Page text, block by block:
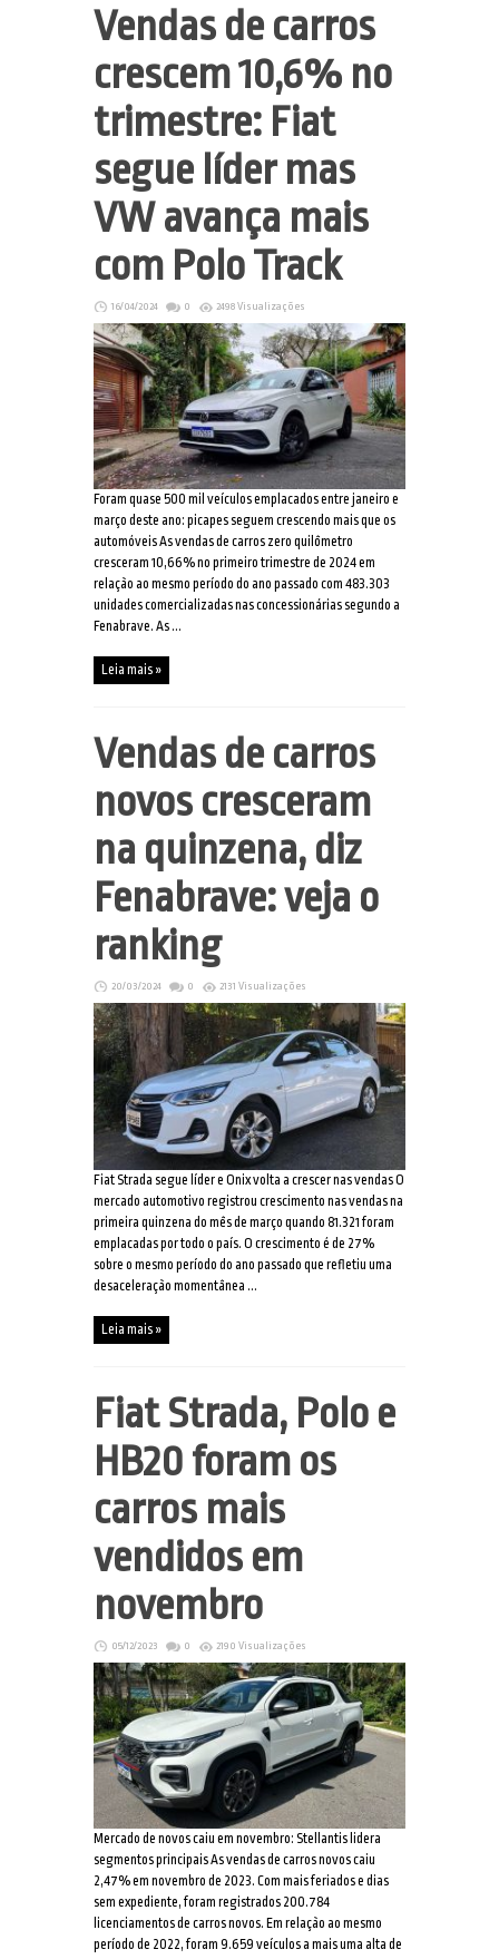
Vendas de carros
crescem 10,6% no
trimestre: Fiat
segue líder mas
VW avança mais
com Polo Track
16/04/2024 0 2498 Visualizações
Foram quase 500 mil veículos emplacados entre janeiro e
março deste ano: picapes seguem crescendo mais que os
automóveis As vendas de carros zero quilômetro
cresceram 10,66% no primeiro trimestre de 2024 em
relação ao mesmo período do ano passado com 483.303
unidades comercializadas nas concessionárias segundo a
Fenabrave. As ...
Leia mais »
Vendas de carros
novos cresceram
na quinzena, diz
Fenabrave: veja o
ranking
20/03/2024 0 2131 Visualizações
Fiat Strada segue líder e Onix volta a crescer nas vendas O
mercado automotivo registrou crescimento nas vendas na
primeira quinzena do mês de março quando 81.321 foram
emplacadas por todo o país. O crescimento é de 27%
sobre o mesmo período do ano passado que refletiu uma
desaceleração momentânea ...
Leia mais »
Fiat Strada, Polo e
HB20 foram os
carros mais
vendidos em
novembro
05/12/2023 0 2190 Visualizações
Mercado de novos caiu em novembro: Stellantis lidera
segmentos principais As vendas de carros novos caiu
2,47% em novembro de 2023. Com mais feriados e dias
sem expediente, foram registrados 200.784
licenciamentos de carros novos. Em relação ao mesmo
período de 2022, foram 9.659 veículos a mais uma alta de